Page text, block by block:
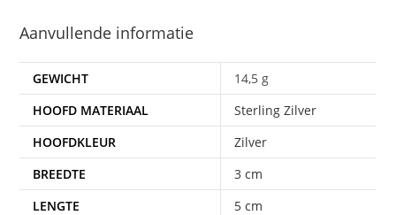
Aanvullende informatie
GEWICHT
14,5 g
HOOFD MATERIAAL
Sterling Zilver
HOOFDKLEUR
Zilver
BREEDTE
3 cm
LENGTE
5 cm